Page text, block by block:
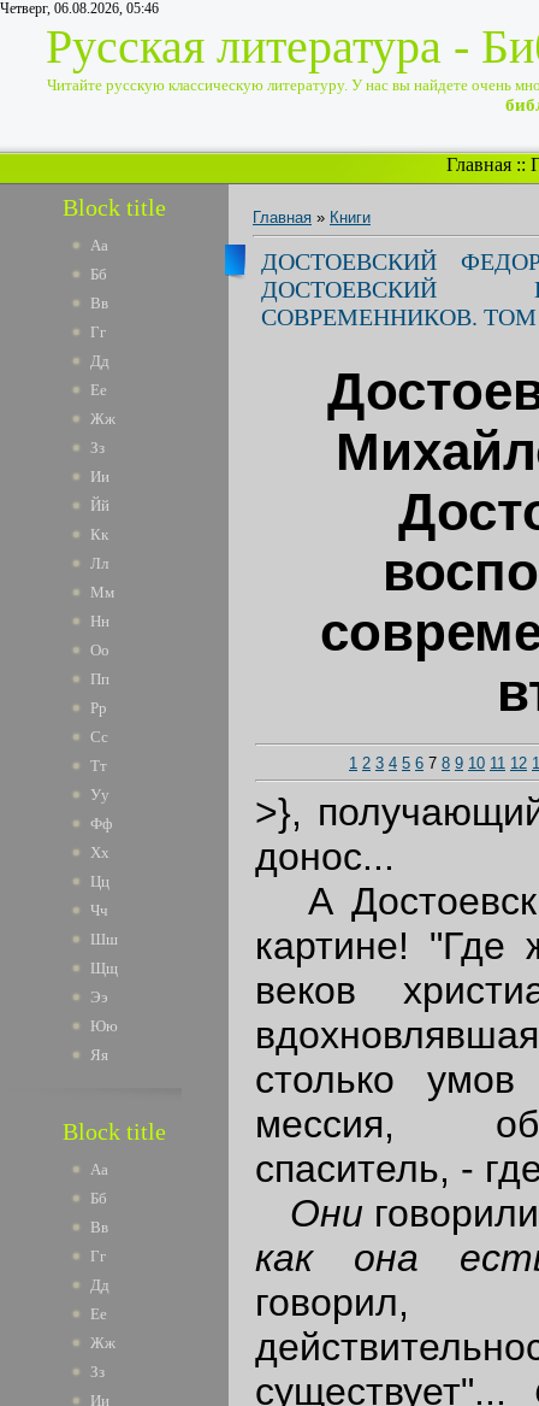
Четверг, 06.08.2026, 05:46
Русская литература -
Читайте русскую классическую литературу. У нас вы найдете очень
Главная ::
Block title
Аа
Бб
Вв
Гг
Дд
Ее
Жж
Зз
Ии
Йй
Кк
Лл
Мм
Нн
Оо
Пп
Рр
Сс
Тт
Уу
Фф
Хх
Цц
Чч
Шш
Щщ
Ээ
Юю
Яя
Block title
Аа
Бб
Вв
Гг
Дд
Ее
Жж
Зз
Ии
Главная » Книги
ДОСТОЕВСКИЙ
ДОСТОЕВСКИЙ
СОВРЕМЕННИКОВ. ТОМ
1 2 3 4 5 6 7 8 9 10 11 12
>},
донос...
А
картине! "Где
веков
столько
мессия,
спаситель, -
Они
как она
существует"...